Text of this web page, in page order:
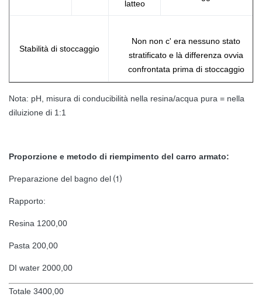
latteo
Stabilità di stoccaggio
Non non c' era nessuno stato
stratificato e là differenza ovvia
confrontata prima di stoccaggio
Nota: pH, misura di conducibilità nella resina/acqua pura = nella
diluizione di 1:1
Proporzione e metodo di riempimento del carro armato:
Preparazione del bagno del ⑴
Rapporto:
Resina 1200,00
Pasta 200,00
DI water 2000,00
Totale 3400,00